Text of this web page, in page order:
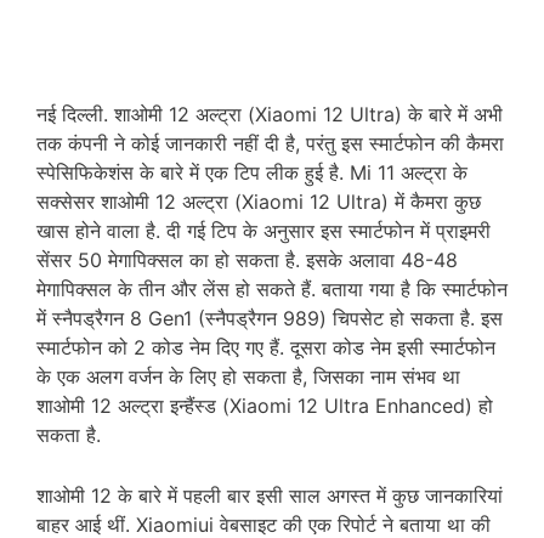
नई दिल्ली. शाओमी 12 अल्ट्रा (Xiaomi 12 Ultra) के बारे में अभी
तक कंपनी ने कोई जानकारी नहीं दी है, परंतु इस स्मार्टफोन की कैमरा
स्पेसिफिकेशंस के बारे में एक टिप लीक हुई है. Mi 11 अल्ट्रा के
सक्सेसर शाओमी 12 अल्ट्रा (Xiaomi 12 Ultra) में कैमरा कुछ
खास होने वाला है. दी गई टिप के अनुसार इस स्मार्टफोन में प्राइमरी
सेंसर 50 मेगापिक्सल का हो सकता है. इसके अलावा 48-48
मेगापिक्सल के तीन और लेंस हो सकते हैं. बताया गया है कि स्मार्टफोन
में स्नैपड्रैगन 8 Gen1 (स्नैपड्रैगन 989) चिपसेट हो सकता है. इस
स्मार्टफोन को 2 कोड नेम दिए गए हैं. दूसरा कोड नेम इसी स्मार्टफोन
के एक अलग वर्जन के लिए हो सकता है, जिसका नाम संभव था
शाओमी 12 अल्ट्रा इन्हैंस्ड (Xiaomi 12 Ultra Enhanced) हो
सकता है.
शाओमी 12 के बारे में पहली बार इसी साल अगस्त में कुछ जानकारियां
बाहर आई थीं. Xiaomiui वेबसाइट की एक रिपोर्ट ने बताया था की